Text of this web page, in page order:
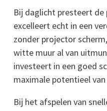
Bij daglicht presteert
excelleert echt in een
zonder projector
witte muur al van
investeert in een goed
maximale potentieel
Bij het afspelen van